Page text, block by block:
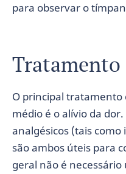
para observar o
Tratamento
O principal tratamento
médio é o alívio da
analgésicos (tais
são ambos úteis para
geral não é